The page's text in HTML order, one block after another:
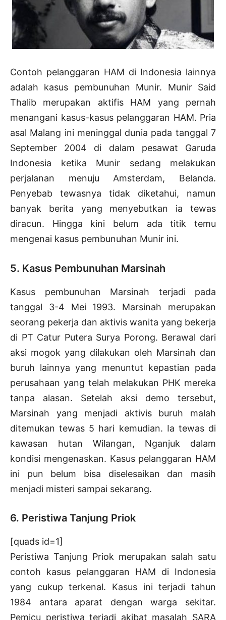
Contoh pelanggaran HAM di Indonesia lainnya
adalah kasus pembunuhan Munir. Munir Said
Thalib merupakan aktifis HAM yang pernah
menangani kasus-kasus pelanggaran HAM. Pria
asal Malang ini meninggal dunia pada tanggal 7
September 2004 di dalam pesawat Garuda
Indonesia ketika Munir sedang melakukan
perjalanan menuju Amsterdam, Belanda.
Penyebab tewasnya tidak diketahui, namun
banyak berita yang menyebutkan ia tewas
diracun. Hingga kini belum ada titik temu
mengenai kasus pembunuhan Munir ini.
5. Kasus Pembunuhan Marsinah
Kasus pembunuhan Marsinah terjadi pada
tanggal 3-4 Mei 1993. Marsinah merupakan
seorang pekerja dan aktivis wanita yang bekerja
di PT Catur Putera Surya Porong. Berawal dari
aksi mogok yang dilakukan oleh Marsinah dan
buruh lainnya yang menuntut kepastian pada
perusahaan yang telah melakukan PHK mereka
tanpa alasan. Setelah aksi demo tersebut,
Marsinah yang menjadi aktivis buruh malah
ditemukan tewas 5 hari kemudian. Ia tewas di
kawasan hutan Wilangan, Nganjuk dalam
kondisi mengenaskan. Kasus pelanggaran HAM
ini pun belum bisa diselesaikan dan masih
menjadi misteri sampai sekarang.
6. Peristiwa Tanjung Priok
[quads id=1]
Peristiwa Tanjung Priok merupakan salah satu
contoh kasus pelanggaran HAM di Indonesia
yang cukup terkenal. Kasus ini terjadi tahun
1984 antara aparat dengan warga sekitar.
Pemicu peristiwa terjadi akibat masalah SARA